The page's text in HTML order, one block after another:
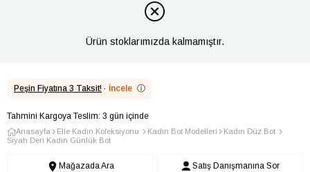
Ürün stoklarımızda kalmamıştır.
Peşin Fiyatına 3 Taksit! · İncele ⓘ
Tahmini Kargoya Teslim: 3 gün içinde
Anasayfa Elle Kadın Koleksiyonu Kadın Bot Modelleri
Kadın Düz Bot
Siyah Deri Kadın Günlük Bot
Mağazada Ara Satış Danışmanına Sor